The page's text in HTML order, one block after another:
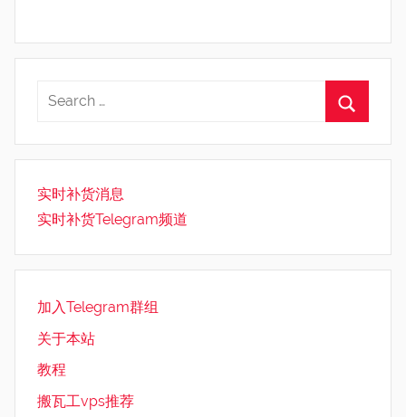
实时补货消息
实时补货Telegram频道
加入Telegram群组
关于本站
教程
搬瓦工vps推荐